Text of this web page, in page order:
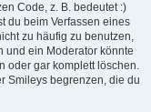
Code, z. B. bedeutet :)
du beim Verfassen eines
zu häufig zu benutzen,
und ein Moderator könnte
oder gar komplett löschen.
Smileys begrenzen, die du